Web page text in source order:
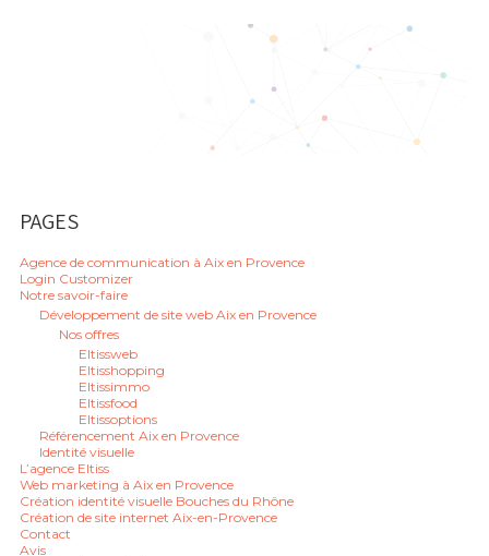
PAGES
Agence de communication à Aix en Provence
Login Customizer
Notre savoir-faire
Développement de site web Aix en Provence
Nos offres
Eltissweb
Eltisshopping
Eltissimmo
Eltissfood
Eltissoptions
Référencement Aix en Provence
Identité visuelle
L’agence Eltiss
Web marketing à Aix en Provence
Création identité visuelle Bouches du Rhône
Création de site internet Aix-en-Provence
Contact
Avis